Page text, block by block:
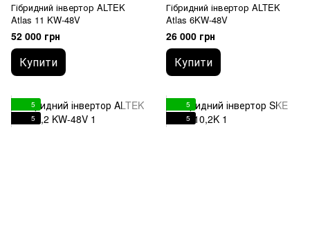
Гібридний інвертор ALTEK
Atlas 11 KW-48V
52 000 грн
Купити
Гібридний інвертор ALTEK
Atlas 6KW-48V
26 000 грн
Купити
5
5
5
5